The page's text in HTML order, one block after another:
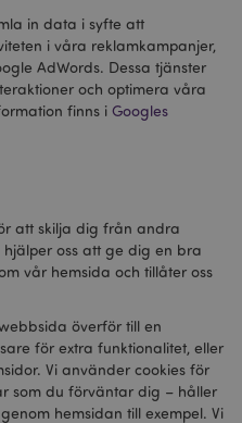
in data i syfte att
i våra reklamkampanjer,
AdWords. Dessa tjänster
och optimera våra
finns i Googles
att skilja dig från andra
oss att ge dig en bra
vår hemsida och tillåter oss
överför till en
för extra funktionalitet, eller
Vi använder cookies för
som du förväntar dig – håller
hemsidan till exempel. Vi